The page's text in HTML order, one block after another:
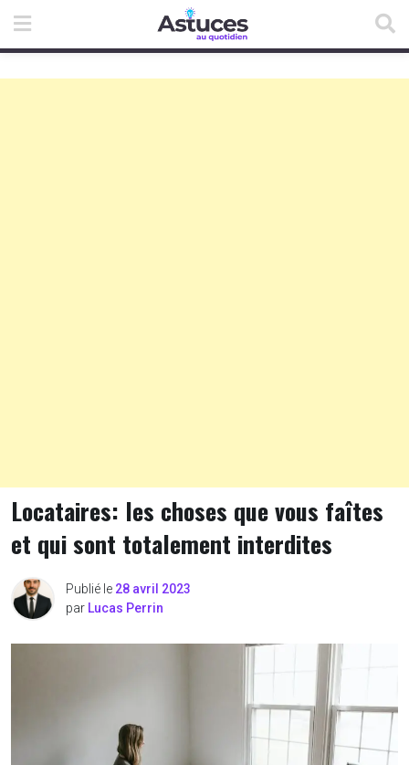
Locataires: les choses que vous faîtes
et qui sont totalement interdites
Publié le 28 avril 2023
par Lucas Perrin